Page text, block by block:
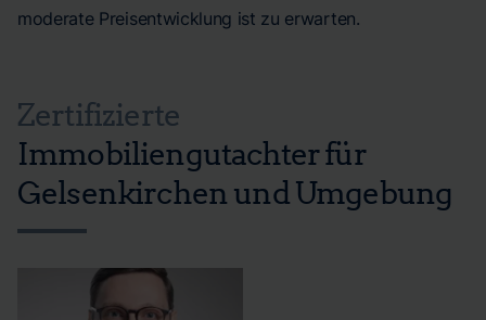
moderate Preisentwicklung ist zu erwarten.
Zertifizierte
Immobiliengutachter für
Gelsenkirchen und Umgebung